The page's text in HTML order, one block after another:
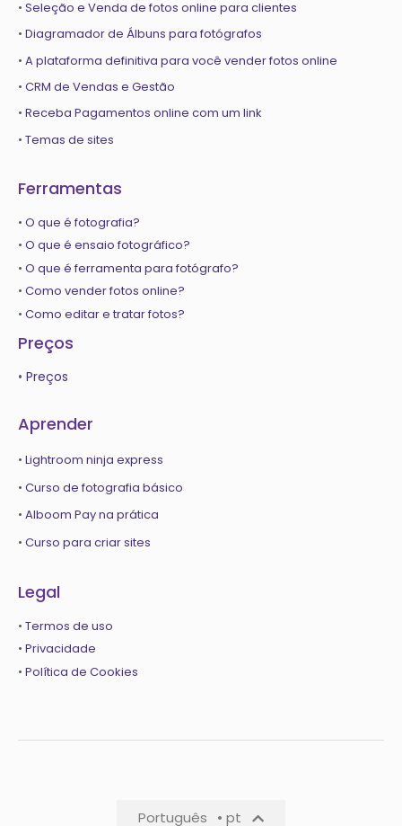
• Seleção e Venda de fotos online para clientes
• Diagramador de Álbuns para fotógrafos
• A plataforma definitiva para você vender fotos online
• CRM de Vendas e Gestão
• Receba Pagamentos online com um link
• Temas de sites
Ferramentas
• O que é fotografia?
• O que é ensaio fotográfico?
• O que é ferramenta para fotógrafo?
• Como vender fotos online?
• Como editar e tratar fotos?
Preços
• Preços
Aprender
• Lightroom ninja express
• Curso de fotografia básico
• Alboom Pay na prática
• Curso para criar sites
Legal
• Termos de uso
• Privacidade
• Política de Cookies
Português • pt
Português • pt-pt